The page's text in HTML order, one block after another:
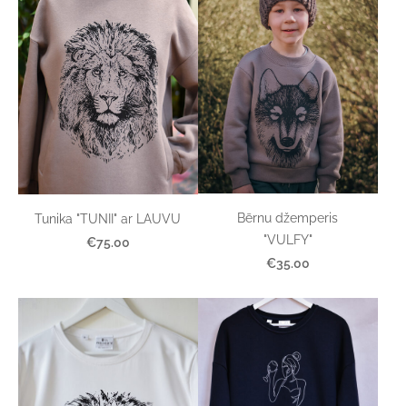
Tunika "TUNII" ar LAUVU
€75.00
Bērnu džemperis
"VULFY"
€35.00